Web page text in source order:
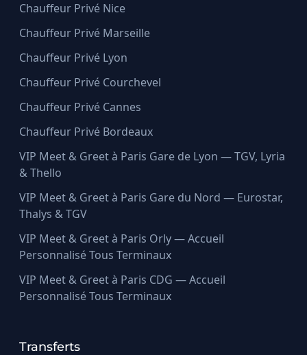
Chauffeur Privé Nice
Chauffeur Privé Marseille
Chauffeur Privé Lyon
Chauffeur Privé Courchevel
Chauffeur Privé Cannes
Chauffeur Privé Bordeaux
VIP Meet & Greet à Paris Gare de Lyon — TGV, Lyria
& Thello
VIP Meet & Greet à Paris Gare du Nord — Eurostar,
Thalys & TGV
VIP Meet & Greet à Paris Orly — Accueil
Personnalisé Tous Terminaux
VIP Meet & Greet à Paris CDG — Accueil
Personnalisé Tous Terminaux
Transferts